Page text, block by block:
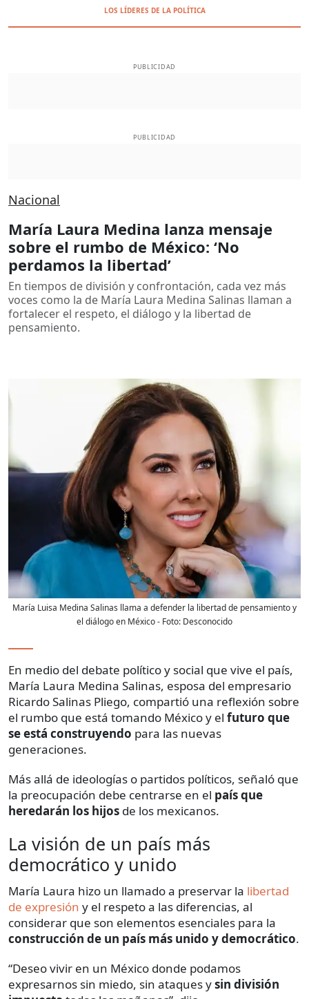
LOS LÍDERES DE LA POLÍTICA
PUBLICIDAD
PUBLICIDAD
Nacional
María Laura Medina lanza mensaje
sobre el rumbo de México: ‘No
perdamos la libertad’
En tiempos de división y confrontación, cada vez más
voces como la de María Laura Medina Salinas llaman a
fortalecer el respeto, el diálogo y la libertad de
pensamiento.
María Luisa Medina Salinas llama a defender la libertad de pensamiento y
el diálogo en México- Foto: Desconocido
En medio del debate político y social que vive el país,
María Laura Medina Salinas, esposa del empresario
Ricardo Salinas Pliego, compartió una reflexión sobre
el rumbo que está tomando México y el futuro que
se está construyendo para las nuevas
generaciones.
Más allá de ideologías o partidos políticos, señaló que
la preocupación debe centrarse en el país que
heredarán los hijos de los mexicanos.
La visión de un país más
democrático y unido
María Laura hizo un llamado a preservar la libertad
de expresión y el respeto a las diferencias, al
considerar que son elementos esenciales para la
construcción de un país más unido y democrático.
“Deseo vivir en un México donde podamos
expresarnos sin miedo, sin ataques ysin división